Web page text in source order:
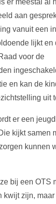
aan
vanuit een
lijkt en
voor de
en kan de
uit
er een
kijkt samen
kunnen
bij een OTS
zijn, maar